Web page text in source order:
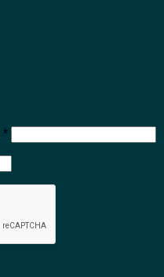
*Gerekli